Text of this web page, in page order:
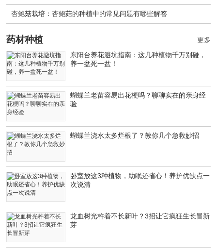
杏鲍菇栽培：杏鲍菇的种植中的常见问题有哪些解答
药材种植
东阳台养花避坑指南：这几种植物千万别碰，
养一盆死一盆！
蝴蝶兰老苗容易出花梗吗？聊聊实在的亲身经
验
蝴蝶兰浇水太多烂根了？教你几个急救妙招
卧室放这3种植物，助眠还省心！养护优缺点一
次说清
龙血树光杵着不长新叶？3招让它疯狂生长冒新
芽
更多